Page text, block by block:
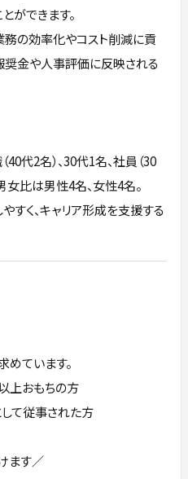
ができます。
の効率化やコスト削減に貢
奨金や人事評価に反映される
40代2名）、30代1名、社員（30
女比は男性4名、女性4名。
すく、キャリア形成を支援する
ています。
上おもちの方
て従事された方
ます／